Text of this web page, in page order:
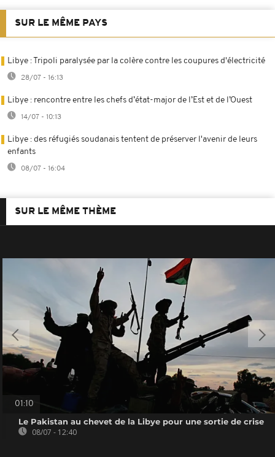
SUR LE MÊME PAYS
Libye : Tripoli paralysée par la colère contre les coupures d'électricité
28/07 - 16:13
Libye : rencontre entre les chefs d’état-major de l’Est et de l’Ouest
14/07 - 10:13
Libye : des réfugiés soudanais tentent de préserver l'avenir de leurs
enfants
08/07 - 16:04
SUR LE MÊME THÈME
01:10
Le Pakistan au chevet de la Libye pour une sortie de crise
08/07 - 12:40